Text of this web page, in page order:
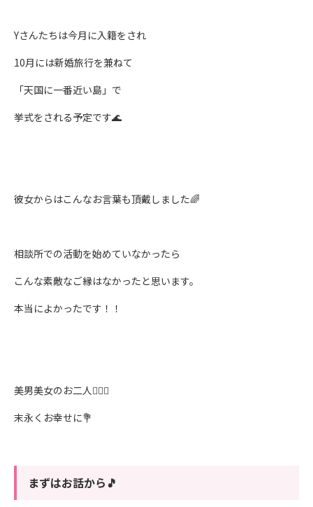
Yさんたちは今月に入籍をされ
10月には新婚旅行を兼ねて
「天国に一番近い島」で
挙式をされる予定です🌊
彼女からはこんなお言葉も頂戴しました🌈
相談所での活動を始めていなかったら
こんな素敵なご縁はなかったと思います。
本当によかったです！！
美男美女のお二人👨‍❤‍👨
末永くお幸せに💐
まずはお話から🎵